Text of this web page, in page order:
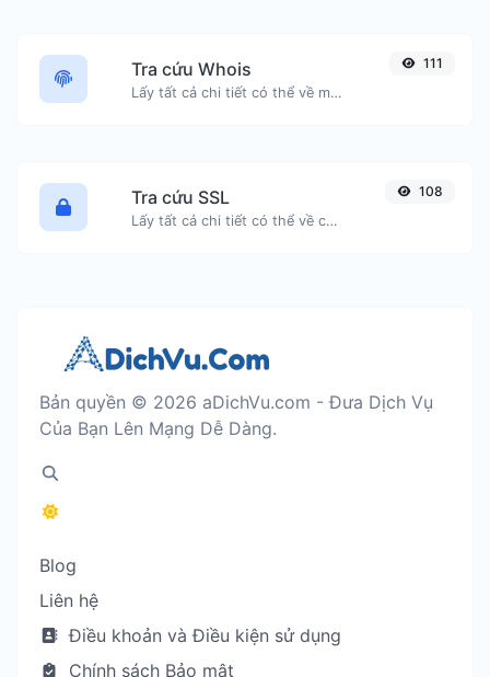
Tra cứu Whois
Lấy tất cả chi tiết có thể về một tên miền.
111
Tra cứu SSL
Lấy tất cả chi tiết có thể về chứng chỉ SSL.
108
Bản quyền © 2026 aDichVu.com - Đưa Dịch Vụ
Của Bạn Lên Mạng Dễ Dàng.
Blog
Liên hệ
Điều khoản và Điều kiện sử dụng
Chính sách Bảo mật